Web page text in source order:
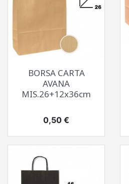
BORSA CARTA
AVANA
MIS.26+12x36cm
Prezzo
0,50 €